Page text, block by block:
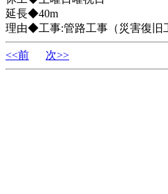
延長◆40m
理由◆工事:管路工事（災害復旧
<<前 次>>